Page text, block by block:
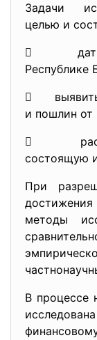
Задачи
целью и
 дать
Республике
 выявить
и пошлин от

состоящую
При
методы
В процессе